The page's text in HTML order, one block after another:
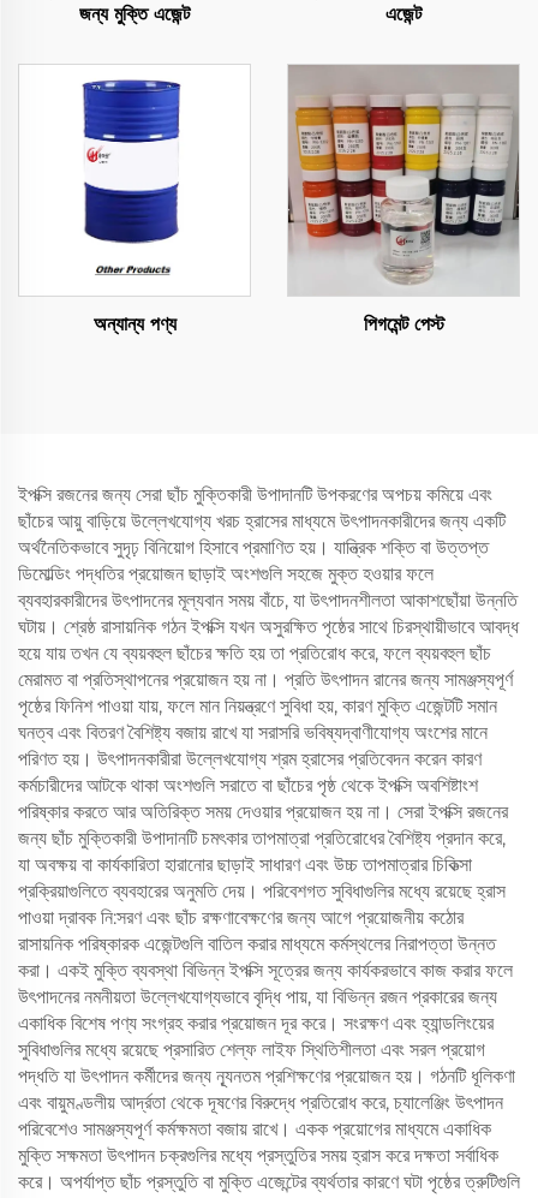
জন্য মুক্তি এজেন্ট
এজেন্ট
অন্যান্য পণ্য পিগমেন্ট পেস্ট
ইপক্সি রজনের জন্য সেরা ছাঁচ মুক্তিকারী উপাদানটি উপকরণের অপচয় কমিয়ে এবং
ছাঁচের আয়ু বাড়িয়ে উল্লেখযোগ্য খরচ হ্রাসের মাধ্যমে উৎপাদনকারীদের জন্য একটি
অর্থনৈতিকভাবে সুদৃঢ় বিনিয়োগ হিসাবে প্রমাণিত হয়। যান্ত্রিক শক্তি বা উত্তপ্ত
ডিমোল্ডিং পদ্ধতির প্রয়োজন ছাড়াই অংশগুলি সহজে মুক্ত হওয়ার ফলে
ব্যবহারকারীদের উৎপাদনের মূল্যবান সময় বাঁচে, যা উৎপাদনশীলতা আকাশছোঁয়া উন্নতি
ঘটায়। শ্রেষ্ঠ রাসায়নিক গঠন ইপক্সি যখন অসুরক্ষিত পৃষ্ঠের সাথে চিরস্থায়ীভাবে আবদ্ধ
হয়ে যায় তখন যে ব্যয়বহুল ছাঁচের ক্ষতি হয় তা প্রতিরোধ করে, ফলে ব্যয়বহুল ছাঁচ
মেরামত বা প্রতিস্থাপনের প্রয়োজন হয় না। প্রতি উৎপাদন রানের জন্য সামঞ্জস্যপূর্ণ
পৃষ্ঠের ফিনিশ পাওয়া যায়, ফলে মান নিয়ন্ত্রণে সুবিধা হয়, কারণ মুক্তি এজেন্টটি সমান
ঘনত্ব এবং বিতরণ বৈশিষ্ট্য বজায় রাখে যা সরাসরি ভবিষ্যদ্বাণীযোগ্য অংশের মানে
পরিণত হয়। উৎপাদনকারীরা উল্লেখযোগ্য শ্রম হ্রাসের প্রতিবেদন করেন কারণ
কর্মচারীদের আটকে থাকা অংশগুলি সরাতে বা ছাঁচের পৃষ্ঠ থেকে ইপক্সি অবশিষ্টাংশ
পরিষ্কার করতে আর অতিরিক্ত সময় দেওয়ার প্রয়োজন হয় না। সেরা ইপক্সি রজনের
জন্য ছাঁচ মুক্তিকারী উপাদানটি চমৎকার তাপমাত্রা প্রতিরোধের বৈশিষ্ট্য প্রদান করে,
যা অবক্ষয় বা কার্যকারিতা হারানোর ছাড়াই সাধারণ এবং উচ্চ তাপমাত্রার চিকিত্সা
প্রক্রিয়াগুলিতে ব্যবহারের অনুমতি দেয়। পরিবেশগত সুবিধাগুলির মধ্যে রয়েছে হ্রাস
পাওয়া দ্রাবক নি:সরণ এবং ছাঁচ রক্ষণাবেক্ষণের জন্য আগে প্রয়োজনীয় কঠোর
রাসায়নিক পরিষ্কারক এজেন্টগুলি বাতিল করার মাধ্যমে কর্মস্থলের নিরাপত্তা উন্নত
করা। একই মুক্তি ব্যবস্থা বিভিন্ন ইপক্সি সূত্রের জন্য কার্যকরভাবে কাজ করার ফলে
উৎপাদনের নমনীয়তা উল্লেখযোগ্যভাবে বৃদ্ধি পায়, যা বিভিন্ন রজন প্রকারের জন্য
একাধিক বিশেষ পণ্য সংগ্রহ করার প্রয়োজন দূর করে। সংরক্ষণ এবং হ্যান্ডলিংয়ের
সুবিধাগুলির মধ্যে রয়েছে প্রসারিত শেল্ফ লাইফ স্থিতিশীলতা এবং সরল প্রয়োগ
পদ্ধতি যা উৎপাদন কর্মীদের জন্য ন্যূনতম প্রশিক্ষণের প্রয়োজন হয়। গঠনটি ধূলিকণা
এবং বায়ুমণ্ডলীয় আর্দ্রতা থেকে দূষণের বিরুদ্ধে প্রতিরোধ করে, চ্যালেঞ্জিং উৎপাদন
পরিবেশেও সামঞ্জস্যপূর্ণ কর্মক্ষমতা বজায় রাখে। একক প্রয়োগের মাধ্যমে একাধিক
মুক্তি সক্ষমতা উৎপাদন চক্রগুলির মধ্যে প্রস্তুতির সময় হ্রাস করে দক্ষতা সর্বাধিক
করে। অপর্যাপ্ত ছাঁচ প্রস্তুতি বা মুক্তি এজেন্টের ব্যর্থতার কারণে ঘটা পৃষ্ঠের ত্রুটিগুলি